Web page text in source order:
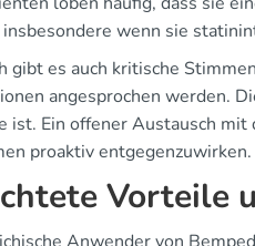
insbesondere wenn sie
gibt es auch kritische
angesprochen werden.
ist. Ein offener Austausch
proaktiv entgegenzuwirken.
Vorteile